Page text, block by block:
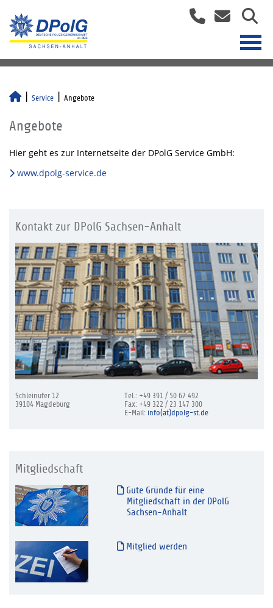
Service Angebote
Angebote
Hier geht es zur Internetseite der DPolG Service GmbH:
www.dpolg-service.de
Kontakt zur DPolG Sachsen-Anhalt
Schleinufer 12
39104 Magdeburg
Tel.: +49 391 / 50 67 492
Fax: +49 322 / 23 147 300
E-Mail: info(at)dpolg-st.de
Mitgliedschaft
Gute Gründe für eine
Mitgliedschaft in der DPolG
Sachsen-Anhalt
Mitglied werden